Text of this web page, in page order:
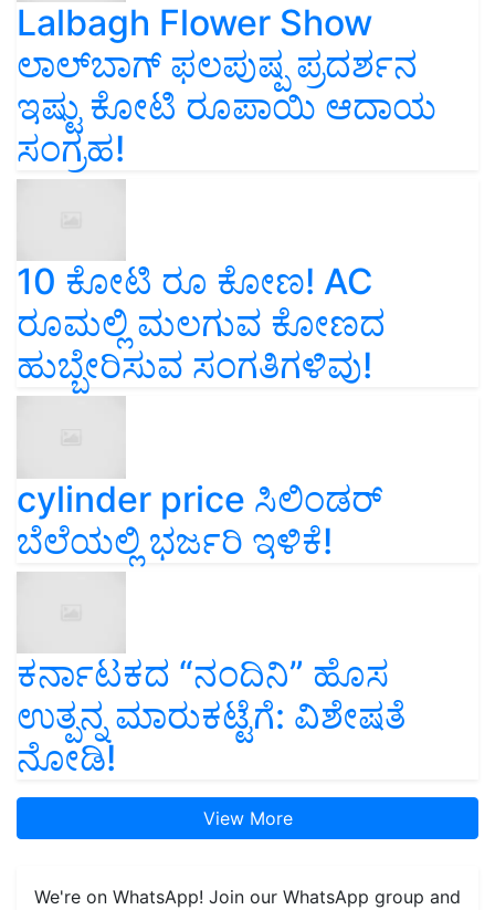
Lalbagh Flower Show
ಲಾಲ್‌ಬಾಗ್ ಫಲಪುಷ್ಪ ಪ್ರದರ್ಶನ
ಇಷ್ಟು ಕೋಟಿ ರೂಪಾಯಿ ಆದಾಯ
ಸಂಗ್ರಹ!
10 ಕೋಟಿ ರೂ ಕೋಣ! AC
ರೂಮಲ್ಲಿ ಮಲಗುವ ಕೋಣದ
ಹುಬ್ಬೇರಿಸುವ ಸಂಗತಿಗಳಿವು!
cylinder price ಸಿಲಿಂಡರ್‌
ಬೆಲೆಯಲ್ಲಿ ಭರ್ಜರಿ ಇಳಿಕೆ!
ಕರ್ನಾಟಕದ “ನಂದಿನಿ” ಹೊಸ
ಉತ್ಪನ್ನ ಮಾರುಕಟ್ಟೆಗೆ: ವಿಶೇಷತೆ
ನೋಡಿ!
View More
We're on WhatsApp! Join our WhatsApp group and